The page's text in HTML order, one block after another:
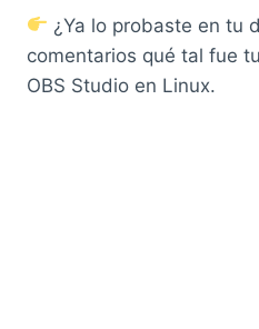
¿Ya lo probaste en tu
comentarios qué tal fue
OBS Studio en Linux.